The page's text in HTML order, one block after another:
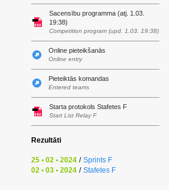
Sacensību programma (atj. 1.03.
19:38)
Competition program (upd. 1.03. 19:38)
Online pieteikšanās
Online entry
Pieteiktās komandas
Entered teams
Starta protokols Stafetes F
Start List Relay F
Rezultāti
25 • 02 • 2024 / Sprints F
02 • 03 • 2024 / Stafetes F